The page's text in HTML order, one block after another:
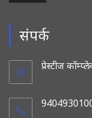
संपर्क
प्रेस्टीज